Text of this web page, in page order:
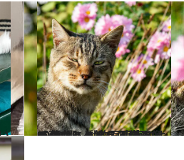
2023.1.1
【クスっと笑える猫画像90枚超】 動物写真家による面白にゃんこ画像まとめ
ライフスタイル